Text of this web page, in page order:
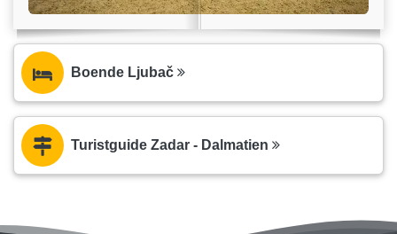
Boende Ljubač
Turistguide Zadar - Dalmatien